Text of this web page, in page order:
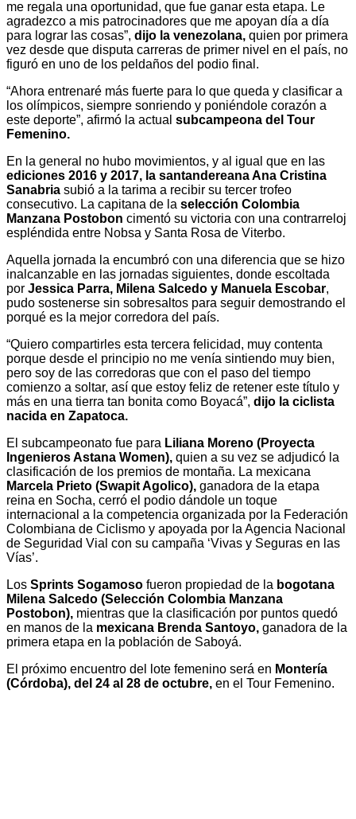
me regala una oportunidad, que fue ganar esta etapa. Le
agradezco a mis patrocinadores que me apoyan día a día
para lograr las cosas”, dijo la venezolana, quien por primera
vez desde que disputa carreras de primer nivel en el país, no
figuró en uno de los peldaños del podio final.
“Ahora entrenaré más fuerte para lo que queda y clasificar a
los olímpicos, siempre sonriendo y poniéndole corazón a
este deporte”, afirmó la actual subcampeona del Tour
Femenino.
En la general no hubo movimientos, y al igual que en las
ediciones 2016 y 2017, la santandereana Ana Cristina
Sanabria subió a la tarima a recibir su tercer trofeo
consecutivo. La capitana de la selección Colombia
Manzana Postobon cimentó su victoria con una contrarreloj
espléndida entre Nobsa y Santa Rosa de Viterbo.
Aquella jornada la encumbró con una diferencia que se hizo
inalcanzable en las jornadas siguientes, donde escoltada
por Jessica Parra, Milena Salcedo y Manuela Escobar,
pudo sostenerse sin sobresaltos para seguir demostrando el
porqué es la mejor corredora del país.
“Quiero compartirles esta tercera felicidad, muy contenta
porque desde el principio no me venía sintiendo muy bien,
pero soy de las corredoras que con el paso del tiempo
comienzo a soltar, así que estoy feliz de retener este título y
más en una tierra tan bonita como Boyacá”, dijo la ciclista
nacida en Zapatoca.
El subcampeonato fue para Liliana Moreno (Proyecta
Ingenieros Astana Women), quien a su vez se adjudicó la
clasificación de los premios de montaña. La mexicana
Marcela Prieto (Swapit Agolico), ganadora de la etapa
reina en Socha, cerró el podio dándole un toque
internacional a la competencia organizada por la Federación
Colombiana de Ciclismo y apoyada por la Agencia Nacional
de Seguridad Vial con su campaña ‘Vivas y Seguras en las
Vías’.
Los Sprints Sogamoso fueron propiedad de la bogotana
Milena Salcedo (Selección Colombia Manzana
Postobon), mientras que la clasificación por puntos quedó
en manos de la mexicana Brenda Santoyo, ganadora de la
primera etapa en la población de Saboyá.
El próximo encuentro del lote femenino será en Montería
(Córdoba), del 24 al 28 de octubre, en el Tour Femenino.